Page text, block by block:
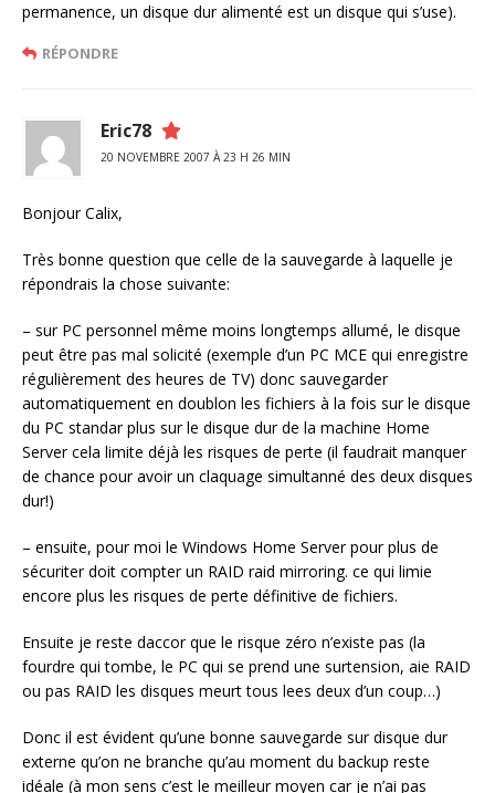
permanence, un disque dur alimenté est un disque qui s’use).
RÉPONDRE
Eric78
20 NOVEMBRE 2007 À 23 H 26 MIN
Bonjour Calix,
Très bonne question que celle de la sauvegarde à laquelle je
répondrais la chose suivante:
– sur PC personnel même moins longtemps allumé, le disque
peut être pas mal solicité (exemple d’un PC MCE qui enregistre
régulièrement des heures de TV) donc sauvegarder
automatiquement en doublon les fichiers à la fois sur le disque
du PC standar plus sur le disque dur de la machine Home
Server cela limite déjà les risques de perte (il faudrait manquer
de chance pour avoir un claquage simultanné des deux disques
dur!)
– ensuite, pour moi le Windows Home Server pour plus de
sécuriter doit compter un RAID raid mirroring. ce qui limie
encore plus les risques de perte définitive de fichiers.
Ensuite je reste daccor que le risque zéro n’existe pas (la
fourdre qui tombe, le PC qui se prend une surtension, aie RAID
ou pas RAID les disques meurt tous lees deux d’un coup…)
Donc il est évident qu’une bonne sauvegarde sur disque dur
externe qu’on ne branche qu’au moment du backup reste
idéale (à mon sens c’est le meilleur moyen car je n’ai pas